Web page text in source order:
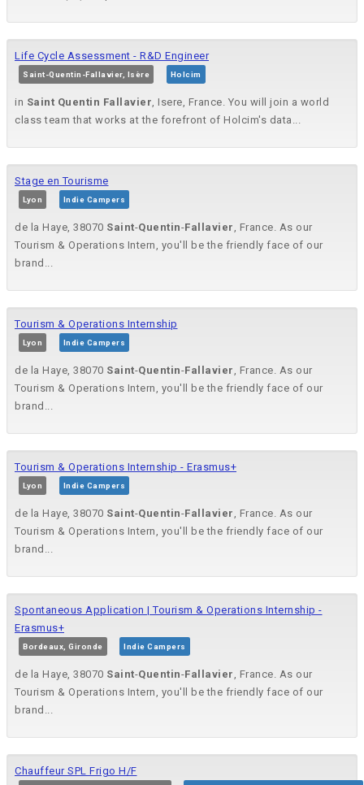
Life Cycle Assessment - R&D Engineer
Saint-Quentin-Fallavier, Isère Holcim
in Saint Quentin Fallavier, Isere, France. You will join a world
class team that works at the forefront of Holcim's data...
Stage en Tourisme
Lyon Indie Campers
de la Haye, 38070 Saint-Quentin-Fallavier , France. As our
Tourism & Operations Intern, you'll be the friendly face of our
brand...
Tourism & Operations Internship
Lyon Indie Campers
de la Haye, 38070 Saint-Quentin-Fallavier , France. As our
Tourism & Operations Intern, you'll be the friendly face of our
brand...
Tourism & Operations Internship - Erasmus+
Lyon Indie Campers
de la Haye, 38070 Saint-Quentin-Fallavier , France. As our
Tourism & Operations Intern, you'll be the friendly face of our
brand...
Spontaneous Application | Tourism & Operations Internship -
Erasmus+
Bordeaux, Gironde Indie Campers
de la Haye, 38070 Saint-Quentin-Fallavier, France. As our
Tourism & Operations Intern, you'll be the friendly face of our
brand...
Chauffeur SPL Frigo H/F